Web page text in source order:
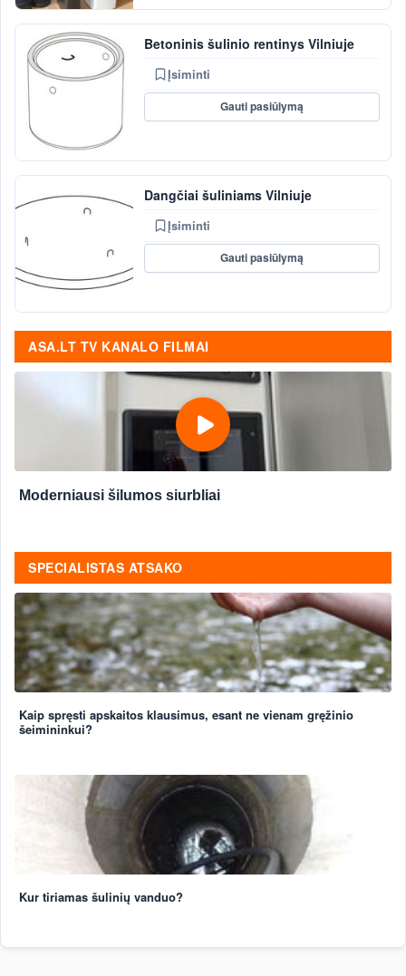
Betoninis šulinio rentinys Vilniuje
Įsiminti
Gauti pasiūlymą
Dangčiai šuliniams Vilniuje
Įsiminti
Gauti pasiūlymą
ASA.LT TV KANALO FILMAI
Moderniausi šilumos siurbliai
SPECIALISTAS ATSAKO
Kaip spręsti apskaitos klausimus, esant ne vienam gręžinio
šeimininkui?
Kur tiriamas šulinių vanduo?